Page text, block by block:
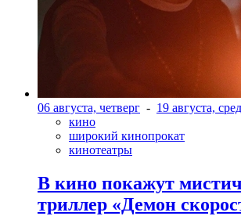
06 августа, четверг - 19 августа,
кино
широкий кинопрокат
кинотеатры
В кино покажут
триллер «Демон